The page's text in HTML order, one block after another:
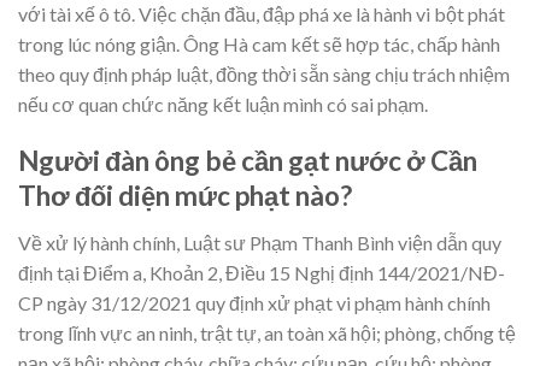
với tài xế ô tô. Việc chặn đầu, đập phá xe là hành vi bột phát
trong lúc nóng giận. Ông Hà cam kết sẽ hợp tác, chấp hành
theo quy định pháp luật, đồng thời sẵn sàng chịu trách nhiệm
nếu cơ quan chức năng kết luận mình có sai phạm.
Người đàn ông bẻ cần gạt nước ở Cần
Thơ đối diện mức phạt nào?
Về xử lý hành chính, Luật sư Phạm Thanh Bình viện dẫn quy
định tại Điểm a, Khoản 2, Điều 15 Nghị định 144/2021/NĐ-
CP ngày 31/12/2021 quy định xử phạt vi phạm hành chính
trong lĩnh vực an ninh, trật tự, an toàn xã hội; phòng, chống tệ